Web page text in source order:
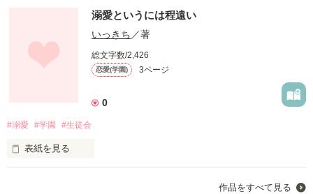
溺愛というには程遠い
いっきち ／著
総文字数/2,426
恋愛(学園) 3ページ
0
#溺愛 #学園 #生徒会
表紙を見る
冷え切った心も、指先も全部、貴方が溶かしてくれました。
作品をすべて見る